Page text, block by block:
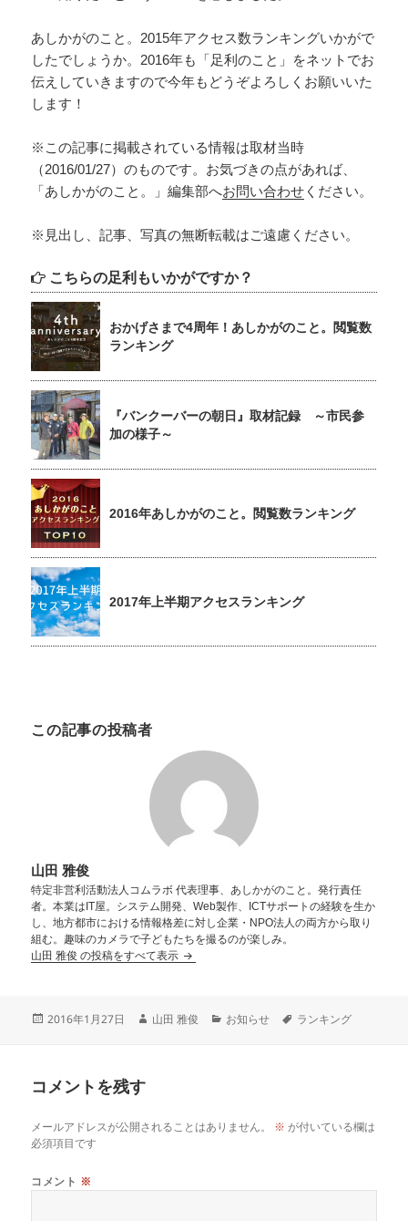
あしかがのこと。2015年アクセス数ランキングいかがで
したでしょうか。2016年も「足利のこと」をネットでお
伝えしていきますので今年もどうぞよろしくお願いいた
します！
※この記事に掲載されている情報は取材当時
（2016/01/27）のものです。お気づきの点があれば、
「あしかがのこと。」編集部へお問い合わせ ください。
※見出し、記事、写真の無断転載はご遠慮ください。
こちらの足利もいかがですか？
おかげさまで4周年！あしかがのこと。閲覧数
ランキング
『バンクーバーの朝日』取材記録 ～市民参
加の様子～
2016年あしかがのこと。閲覧数ランキング
2017年上半期アクセスランキング
この記事の投稿者
山田 雅俊
特定非営利活動法人コムラボ 代表理事、あしかがのこと。発行責任
者。本業はIT屋。システム開発、Web製作、ICTサポートの経験を生か
し、地方都市における情報格差に対し企業・NPO法人の両方から取り
組む。趣味のカメラで子どもたちを撮るのが楽しみ。
山田 雅俊 の投稿をすべて表示
2016年1月27日 山田 雅俊 お知らせ ランキング
コメントを残す
メールアドレスが公開されることはありません。 ※ が付いている欄は
必須項目です
コメント ※